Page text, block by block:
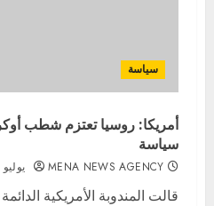
سياسة
أمريكا: روسيا تعتزم شطب
سياسة
MENA NEWS AGENCY يوليو 30, 2022
قالت المندوبة الأمريكية